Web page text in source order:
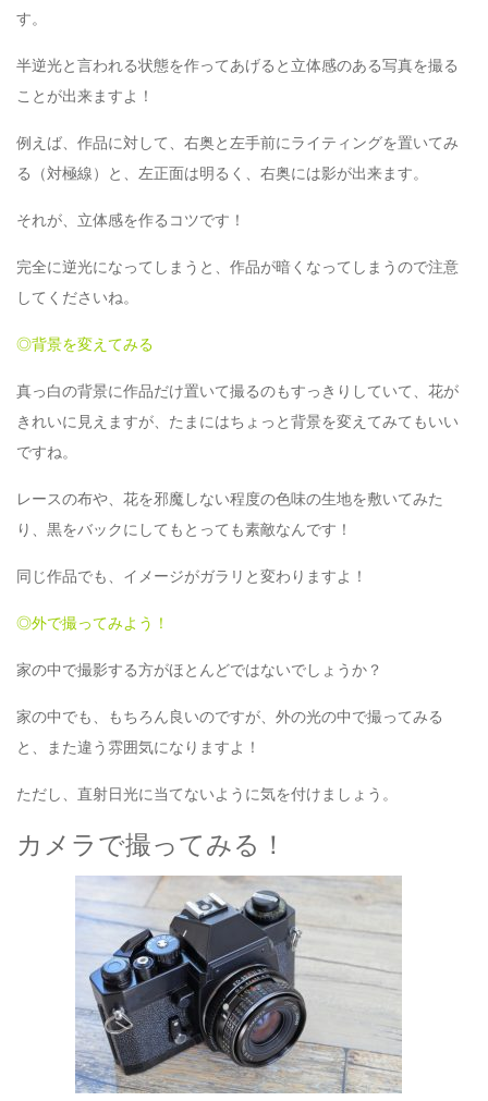
す。
半逆光と言われる状態を作ってあげると立体感のある写真を撮る
ことが出来ますよ！
例えば、作品に対して、右奥と左手前にライティングを置いてみ
る（対極線）と、左正面は明るく、右奥には影が出来ます。
それが、立体感を作るコツです！
完全に逆光になってしまうと、作品が暗くなってしまうので注意
してくださいね。
◎背景を変えてみる
真っ白の背景に作品だけ置いて撮るのもすっきりしていて、花が
きれいに見えますが、たまにはちょっと背景を変えてみてもいい
ですね。
レースの布や、花を邪魔しない程度の色味の生地を敷いてみた
り、黒をバックにしてもとっても素敵なんです！
同じ作品でも、イメージがガラリと変わりますよ！
◎外で撮ってみよう！
家の中で撮影する方がほとんどではないでしょうか？
家の中でも、もちろん良いのですが、外の光の中で撮ってみる
と、また違う雰囲気になりますよ！
ただし、直射日光に当てないように気を付けましょう。
カメラで撮ってみる！